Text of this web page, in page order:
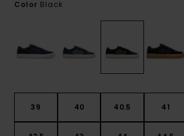
Color Black
39 40 40.5 41